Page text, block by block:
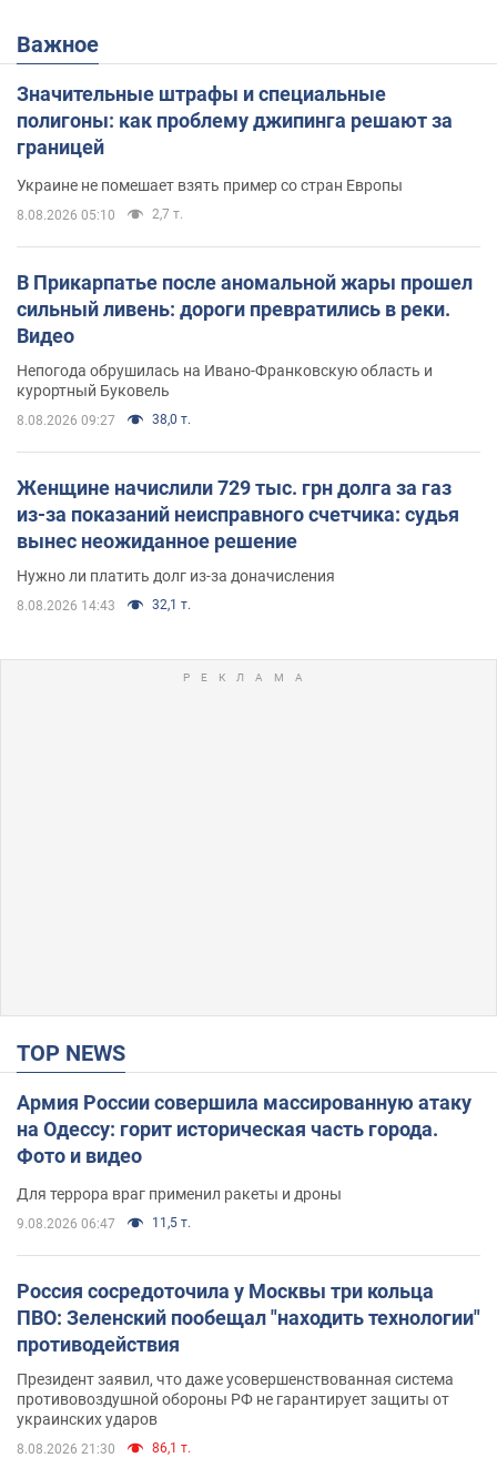
Важное
Значительные штрафы и специальные
полигоны: как проблему джипинга решают за
границей
Украине не помешает взять пример со стран Европы
8.08.2026 05:10 2,7 т.
В Прикарпатье после аномальной жары прошел
сильный ливень: дороги превратились в реки.
Видео
Непогода обрушилась на Ивано-Франковскую область и
курортный Буковель
8.08.2026 09:27 38,0 т.
Женщине начислили 729 тыс. грн долга за газ
из-за показаний неисправного счетчика: судья
вынес неожиданное решение
Нужно ли платить долг из-за доначисления
8.08.2026 14:43 32,1 т.
TOP NEWS
Армия России совершила массированную атаку
на Одессу: горит историческая часть города.
Фото и видео
Для террора враг применил ракеты и дроны
9.08.2026 06:47 11,5 т.
Россия сосредоточила у Москвы три кольца
ПВО: Зеленский пообещал "находить технологии"
противодействия
Президент заявил, что даже усовершенствованная система
противовоздушной обороны РФ не гарантирует защиты от
украинских ударов
8.08.2026 21:30 86,1 т.